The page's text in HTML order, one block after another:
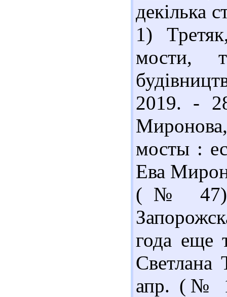
декілька
1)
мости,
2019. -
мосты :
Ева
(№ 47).
года еще
апр. (№